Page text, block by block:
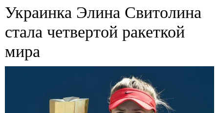
Украинка Элина Свитолина
стала четвертой ракеткой
мира